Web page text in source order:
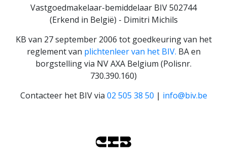
Vastgoedmakelaar-bemiddelaar BIV 502744
(Erkend in België) - Dimitri Michils
KB van 27 september 2006 tot goedkeuring van het
reglement van plichtenleer van het BIV. BA en
borgstelling via NV AXA Belgium (Polisnr.
730.390.160)
Contacteer het BIV via 02 505 38 50 | info@biv.be